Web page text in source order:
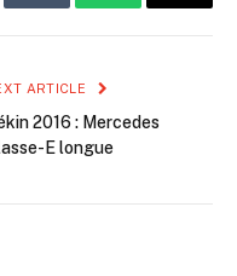
Tumblr WhatsAppEmail
ARTICLE
2016 : Mercedes
E longue